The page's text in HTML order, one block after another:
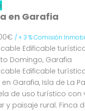
en Garafia
/ + 3 % Comisión
Edificable
Domingo, Garafia
Edificable
en Garafia, Isla de La
de uso turístico con
y paisaje rural. Finca